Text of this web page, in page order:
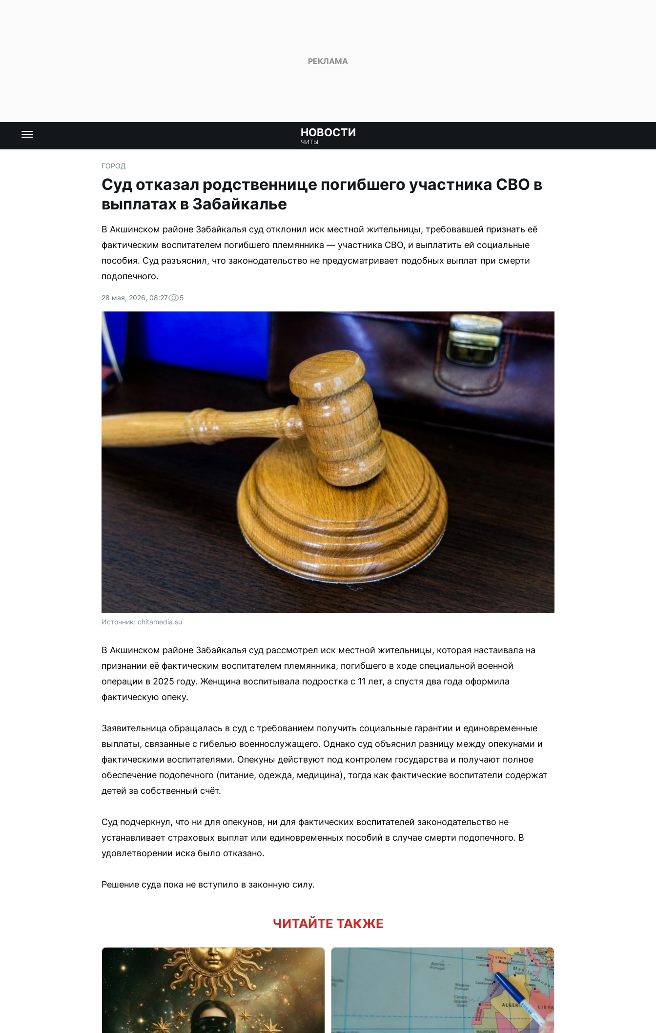
НОВОСТИ
ЧИТЫ
ГОРОД
Суд отказал родственнице погибшего участника СВО в
выплатах в Забайкалье
В Акшинском районе Забайкалья суд отклонил иск местной жительницы, требовавшей признать её
фактическим воспитателем погибшего племянника — участника СВО, и выплатить ей социальные
пособия. Суд разъяснил, что законодательство не предусматривает подобных выплат при смерти
подопечного.
28 мая, 2026, 08:27 5
Источник: chitamedia.su
В Акшинском районе Забайкалья суд рассмотрел иск местной жительницы, которая настаивала на
признании её фактическим воспитателем племянника, погибшего в ходе специальной военной
операции в 2025 году. Женщина воспитывала подростка с 11 лет, а спустя два года оформила
фактическую опеку.
Заявительница обращалась в суд с требованием получить социальные гарантии и единовременные
выплаты, связанные с гибелью военнослужащего. Однако суд объяснил разницу между опекунами и
фактическими воспитателями. Опекуны действуют под контролем государства и получают полное
обеспечение подопечного (питание, одежда, медицина), тогда как фактические воспитатели содержат
детей за собственный счёт.
Суд подчеркнул, что ни для опекунов, ни для фактических воспитателей законодательство не
устанавливает страховых выплат или единовременных пособий в случае смерти подопечного. В
удовлетворении иска было отказано.
Решение суда пока не вступило в законную силу.
ЧИТАЙТЕ ТАКЖЕ